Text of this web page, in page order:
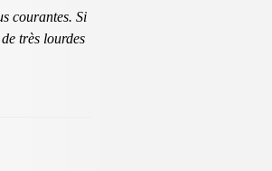
courantes. Si
très lourdes